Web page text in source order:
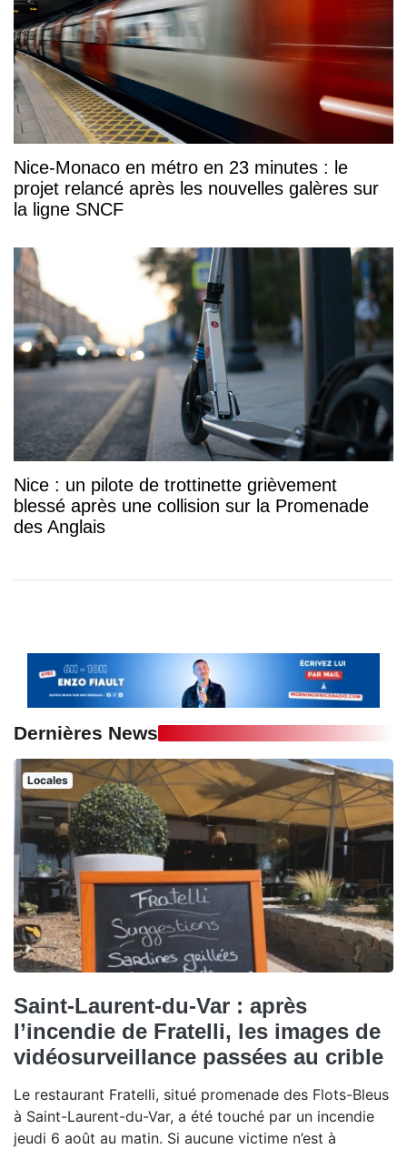
Nice-Monaco en métro en 23 minutes : le
projet relancé après les nouvelles galères sur
la ligne SNCF
Nice : un pilote de trottinette grièvement
blessé après une collision sur la Promenade
des Anglais
Dernières News
Locales
Saint-Laurent-du-Var : après
l’incendie de Fratelli, les images de
vidéosurveillance passées au crible
Le restaurant Fratelli, situé promenade des Flots-Bleus
à Saint-Laurent-du-Var, a été touché par un incendie
jeudi 6 août au matin. Si aucune victime n’est à